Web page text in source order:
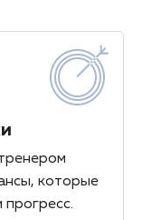
которые